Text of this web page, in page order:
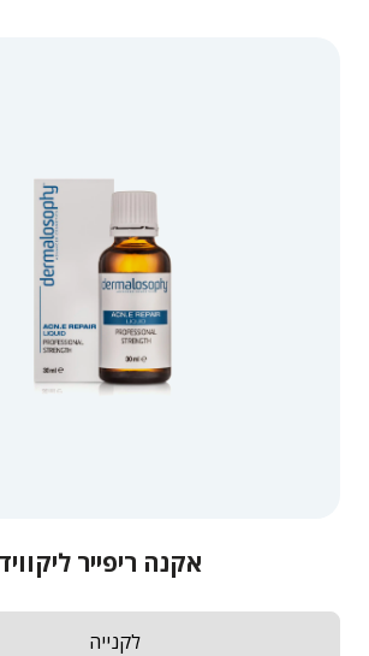
אקנה ריפייר ליקוויד
לקנייה